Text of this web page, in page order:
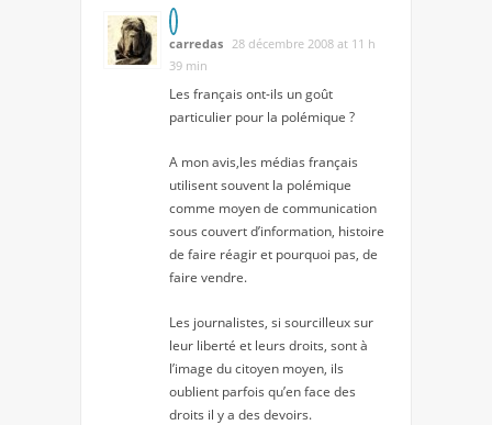
carredas 28 décembre 2008 at 11 h
39 min
Les français ont-ils un goût
particulier pour la polémique ?
A mon avis,les médias français
utilisent souvent la polémique
comme moyen de communication
sous couvert d’information, histoire
de faire réagir et pourquoi pas, de
faire vendre.
Les journalistes, si sourcilleux sur
leur liberté et leurs droits, sont à
l’image du citoyen moyen, ils
oublient parfois qu’en face des
droits il y a des devoirs.